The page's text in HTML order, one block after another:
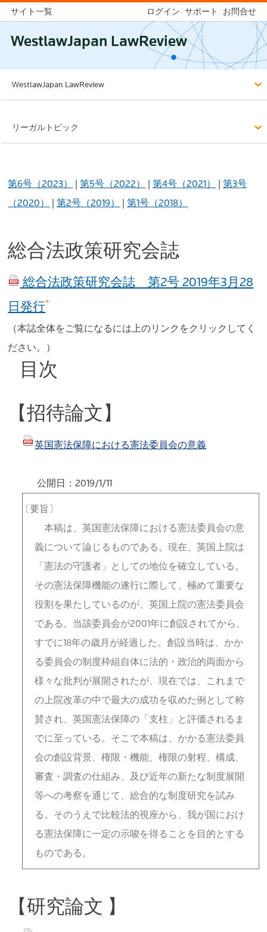
サイト一覧 ログイン サポート お問合せ
WestlawJapan LawReview
WestlawJapan LawReview
リーガルトピック
第6号（2023） |第5号（2022） |第4号（2021） |第3号
（2020）
|第2号（2019） |第1号（2018）
総合法政策研究会誌
総合法政策研究会誌 第2号 2019年3月28
日発行※
（本誌全体をご覧になるには上のリンクをクリックしてく
ださい。）
目次
【招待論文】
英国憲法保障における憲法委員会の意義
公開日：2019/1/11
〔要旨〕
本稿は、英国憲法保障における憲法委員会の意
義について論じるものである。現在、英国上院は
「憲法の守護者」としての地位を確立している。
その憲法保障機能の遂行に際して、極めて重要な
役割を果たしているのが、英国上院の憲法委員会
である。当該委員会が2001年に創設されてから、
すでに18年の歳月が経過した。創設当時は、かか
る委員会の制度枠組自体に法的・政治的両面から
様々な批判が展開されたが、現在では、これまで
の上院改革の中で最大の成功を収めた例として称
賛され、英国憲法保障の「支柱」と評価されるま
でに至っている。そこで本稿は、かかる憲法委員
会の創設背景、権限・機能、権限の射程、構成、
審査・調査の仕組み、及び近年の新たな制度展開
等への考察を通じて、総合的な制度研究を試み
る。そのうえで比較法的視座から、我が国におけ
る憲法保障に一定の示唆を得ることを目的とする
ものである。
【研究論文 】